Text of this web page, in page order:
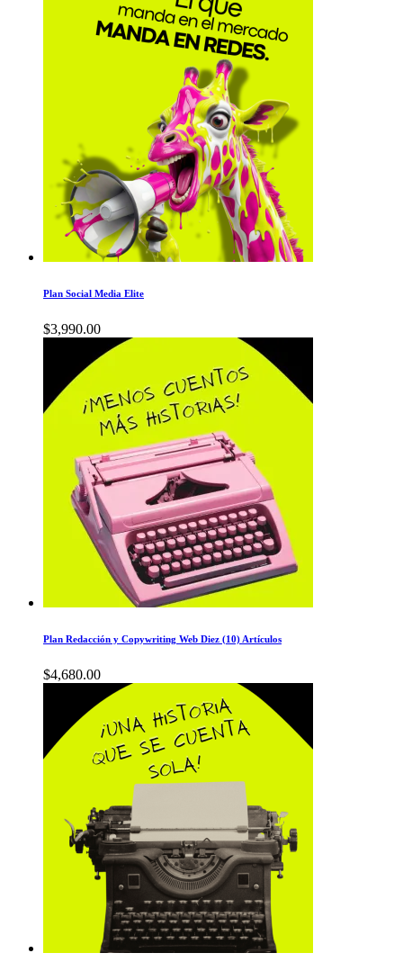
Plan Social Media Elite
$3,990.00
Plan Redacción y Copywriting Web Diez (10) Artículos
$4,680.00